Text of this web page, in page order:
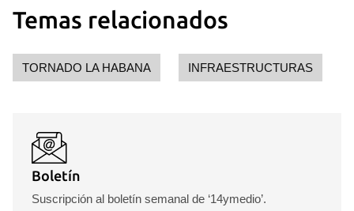
Temas relacionados
TORNADO LA HABANA INFRAESTRUCTURAS
Boletín
Suscripción al boletín semanal de ‘14ymedio’.